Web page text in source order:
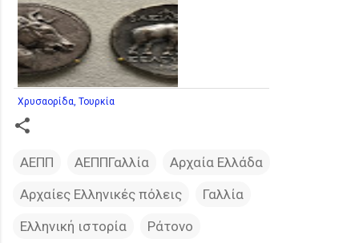
Χρυσαορίδα, Τουρκία
ΑΕΠΠ ΑΕΠΠΓαλλία
Αρχαία Ελλάδα
Αρχαίες Ελληνικές πόλεις
Γαλλία
Ελληνική ιστορία
Ράτονο